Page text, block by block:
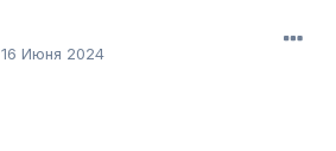
16 Июня 2024